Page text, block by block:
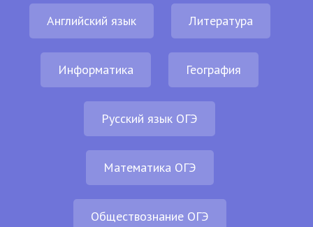
Английский язык Литература
Информатика География
Русский язык ОГЭ
Математика ОГЭ
Обществознание ОГЭ